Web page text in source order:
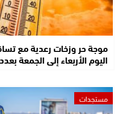
موجة حر وزخات رعدية مع
اليوم الأربعاء إلى الجمعة
مستجدات